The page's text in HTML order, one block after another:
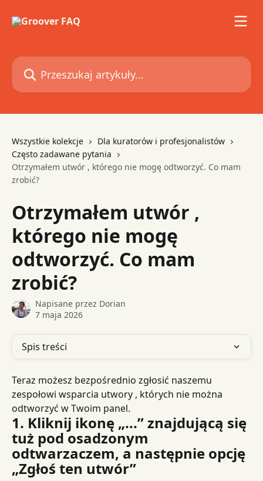
Przeszukaj artykuły...
Wszystkie kolekcje
Dla kuratorów i profesjonalistów
Często zadawane pytania
Otrzymałem utwór , którego nie mogę odtworzyć. Co mam
zrobić?
Otrzymałem utwór ,
którego nie mogę
odtworzyć. Co mam
zrobić?
Napisane przez Dorian
7 maja 2026
Spis treści
Teraz możesz bezpośrednio zgłosić naszemu
zespołowi wsparcia utwory , których nie można
odtworzyć w Twoim panel.
1. Kliknij ikonę „...” znajdującą się
tuż pod osadzonym
odtwarzaczem, a następnie opcję
„Zgłoś ten utwór”